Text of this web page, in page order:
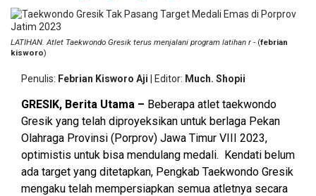
PEMERINTAHAN
PENDIDIKAN
BERITABARU.CO
KABARBARU.CO
SERIKATNEWS.COM
PEWARTANUSANTARA.COM
LANGGAR.CO
JOBNAS.COM
SURAU.CO
REDAKSI
TENTANG
KAMI
KERJASAMA
PEDOMAN
MEDIA
CYBER
LATIHAN. Atlet Taekwondo Gresik terus menjalani program latihan r - (febrian
kisworo)
Penulis Febrian Kisworo Aji Editor Much. Shopii
GRESIK, Berita Utama – Beberapa atlet taekwondo
Gresik yang telah diproyeksikan untuk berlaga Pekan
Olahraga Provinsi (Porprov) Jawa Timur VIII 2023,
optimistis untuk bisa mendulang medali. Kendati belum
ada target yang ditetapkan, Pengkab Taekwondo Gresik
mengaku telah mempersiapkan semua atletnya secara